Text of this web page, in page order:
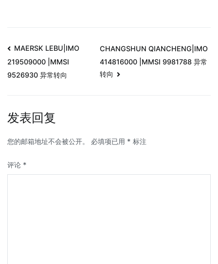
MAERSK LEBU|IMO
219509000 |MMSI
9526930 异常转向
CHANGSHUN QIANCHENG|IMO
414816000 |MMSI 9981788 异常
转向
发表回复
您的邮箱地址不会被公开。 必填项已用 * 标注
评论 *